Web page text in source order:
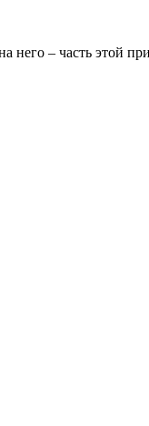
него – часть этой